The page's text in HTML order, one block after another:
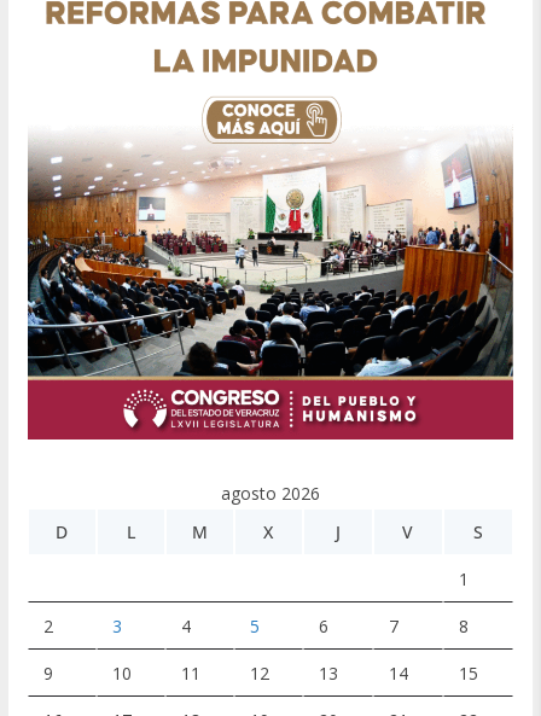
agosto 2026
D
L M X J V S
1
2 3 4 5 6 7 8
9 10 11 12 13 14 15